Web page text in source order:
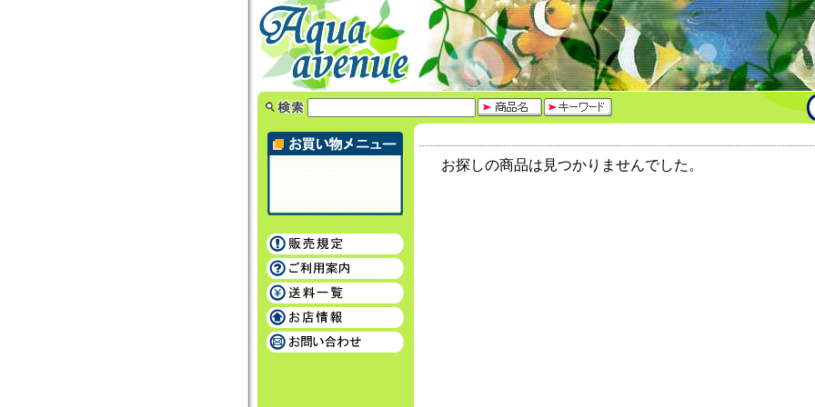
お探しの商品は見つかりませんでした。